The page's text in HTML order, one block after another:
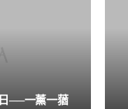
──一薰一蕕